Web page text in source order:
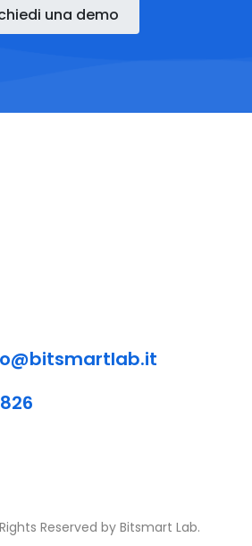
una demo
Reserved by Bitsmart Lab.